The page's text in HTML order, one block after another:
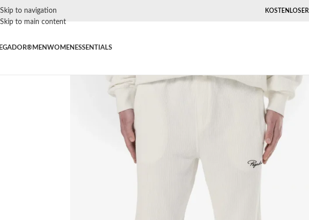
Skip to navigation
Skip to main content
KOSTENLOSER
MENWOMEN ESSENTIALS